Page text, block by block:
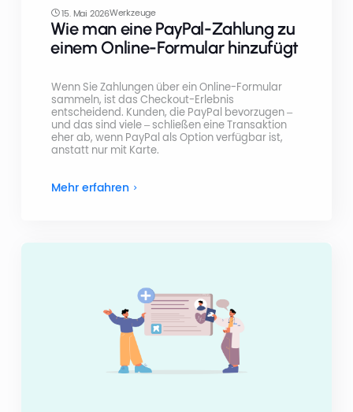
15. Mai 2026Werkzeuge
Wie man eine PayPal-Zahlung zu
einem Online-Formular hinzufügt
Wenn Sie Zahlungen über ein Online-Formular
sammeln, ist das Checkout-Erlebnis
entscheidend. Kunden, die PayPal bevorzugen –
und das sind viele – schließen eine Transaktion
eher ab, wenn PayPal als Option verfügbar ist,
anstatt nur mit Karte.
Mehr erfahren